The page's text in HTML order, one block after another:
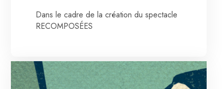
Dans le cadre de la création du spectacle
RECOMPOSÉES